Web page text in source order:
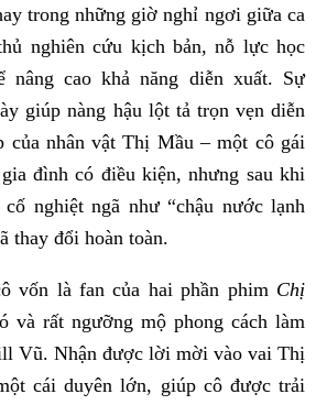
trong những giờ nghỉ ngơi giữa ca
nghiên cứu kịch bản, nỗ lực học
nâng cao khả năng diễn xuất. Sự
giúp nàng hậu lột tả trọn vẹn diễn
của nhân vật Thị Mầu – một cô gái
đình có điều kiện, nhưng sau khi
nghiệt ngã như “chậu nước lạnh
thay đổi hoàn toàn.
vốn là fan của hai phần phim Chị
và rất ngưỡng mộ phong cách làm
Vũ. Nhận được lời mời vào vai Thị
cái duyên lớn, giúp cô được trải